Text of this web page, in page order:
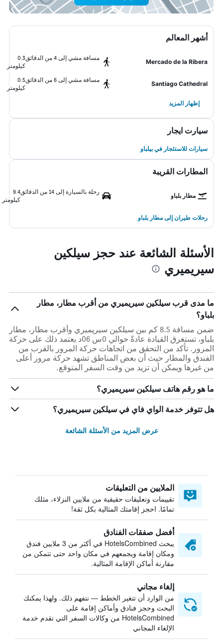
أشهر المعالم
Mercado de la Ribera
مسافة مشي إلى 4 من الدقائق
0.3
كيلومتر
Santiago Cathedral
مسافة مشي إلى 6 من الدقائق
0.5
كيلومتر
إظهار المزيد
سيارت ايجار
سيارات للاستئجار في بيلباو
المطارات القريبة
مطار بلباو
رحلة بالسيارة إلى 14 من الدقائق
9.4
كيلومتر
رحلات طيران إلى مطار بلباو
الأسئلة الشائعة عند حجز سيلكين
سيريميري
ما مدى قرب سيلكين سيريميري من أقرب مطار، مطار
بلباو؟
ضمن مسافة 8.5 كم بين سيلكين سيريميري وأقرب مطار، مطار
بلباو، تستغرق القيادة عادةً حوالي 0س 06د يعتمد ذلك على حركة
المرور. تأكد من التحقق من اتجاهات حركة المرور بالقرب من
الفندق والمطار حيث أن بعض المناطق تشهد حركة مرور أعلى
من غيرها ويمكن أن تزيد من وقت السفر المتوقع.
ما هو رقم هاتف سيلكين سيريميري؟
هل تتوفر خدمة الواي فاي في سيلكين سيريميري؟
عرض المزيد من الأسئلة الشائعة
الملايين من التعليقات
تقييمات وتعليقات حقيقية من ملايين النزلاء، مثلك
تمامًا. احجز إقامتك المثالية بكل ثقة!
أفضل صفقات الفنادق
يبحث HotelsCombined في أكثر من 3 ملايين فندق
ومكان إقامة ويجمعهم في مكان واحد حتى تتمكن من
مقارنة أماكن الإقامة المثالية.
إلغاء مجاني
من الوارد أن تتغير الخطط — نتفهم ذلك. ولهذا يمكنك
البحث وحجز فنادق وأماكن إقامة على
HotelsCombined من وكالات السفر التي تقدم خدمة
الإلغاء المجاني